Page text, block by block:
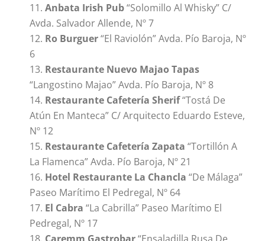
Anbata Irish Pub“Solomillo Al Whisky” C/
Avda. Salvador Allende, Nº 7
Ro Burguer“El Raviolón” Avda. Pío Baroja, Nº
6
Restaurante Nuevo Majao Tapas
“Langostino Majao” Avda. Pío Baroja, Nº 8
Restaurante Cafetería Sherif“Tostá De
Atún En Manteca” C/ Arquitecto Eduardo Esteve,
Nº 12
Restaurante Cafetería Zapata “Tortillón A
La Flamenca” Avda. Pío Baroja, Nº 21
Hotel Restaurante La Chancla “De Málaga”
Paseo Marítimo El Pedregal, Nº 64
El Cabra “La Cabrilla” Paseo Marítimo El
Pedregal, Nº 17